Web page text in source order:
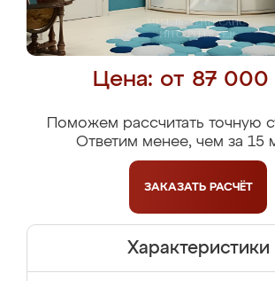
Цена: от 87 000
Поможем рассчитать точную
Ответим менее, чем за 15
ЗАКАЗАТЬ РАСЧЁТ
Характеристики